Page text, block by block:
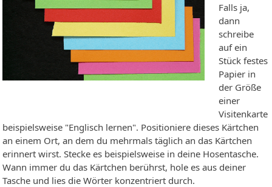
Falls ja,
dann
schreibe
auf ein
Stück festes
Papier in
der Größe
einer
Visitenkarte
beispielsweise "Englisch lernen". Positioniere dieses Kärtchen
an einem Ort, an dem du mehrmals täglich an das Kärtchen
erinnert wirst. Stecke es beispielsweise in deine Hosentasche.
Wann immer du das Kärtchen berührst, hole es aus deiner
Tasche und lies die Wörter konzentriert durch.